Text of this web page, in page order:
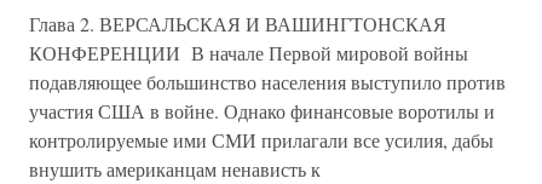
Глава 2. ВЕРСАЛЬСКАЯ И ВАШИНГТОНСКАЯ
КОНФЕРЕНЦИИ В начале Первой мировой войны
подавляющее большинство населения выступило против
участия США в войне. Однако финансовые воротилы и
контролируемые ими СМИ прилагали все усилия, дабы
внушить американцам ненависть к